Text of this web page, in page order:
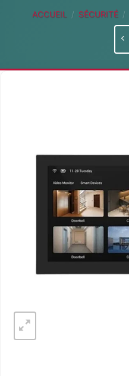
ACCUEIL / SÉCURITÉ /